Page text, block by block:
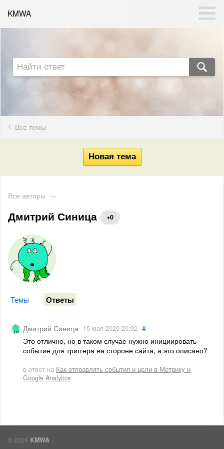
KMWA
Все темы
Все авторы →
Дмитрий Синица +0
Темы Ответы
Дмитрий Синица 15 мая 2020 20:02 #
Это отлично, но в таком случае нужно инициировать
событие для триггера на стороне сайта, а это описано?
в ответ на Как отправлять события и цели в Метрику и
Google Analytics
© 2026 KMWA